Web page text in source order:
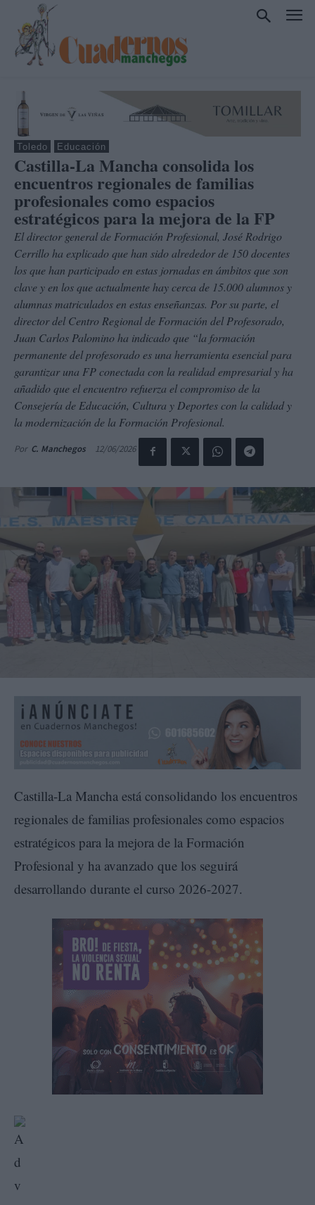
Toledo Educación
Castilla-La Mancha consolida los
encuentros regionales de familias
profesionales como espacios
estratégicos para la mejora de la FP
El director general de Formación Profesional, José Rodrigo
Cerrillo ha explicado que han sido alrededor de 150 docentes
los que han participado en estas jornadas en ámbitos que son
clave y en los que actualmente hay cerca de 15.000 alumnos y
alumnas matriculados en estas enseñanzas. Por su parte, el
director del Centro Regional de Formación del Profesorado,
Juan Carlos Palomino ha indicado que “la formación
permanente del profesorado es una herramienta esencial para
garantizar una FP conectada con la realidad empresarial y ha
añadido que el encuentro refuerza el compromiso de la
Consejería de Educación, Cultura y Deportes con la calidad y
la modernización de la Formación Profesional.
Por C. Manchegos 12/06/2026
Castilla-La Mancha está consolidando los encuentros
regionales de familias profesionales como espacios
estratégicos para la mejora de la Formación
Profesional y ha avanzado que los seguirá
desarrollando durante el curso 2026-2027.